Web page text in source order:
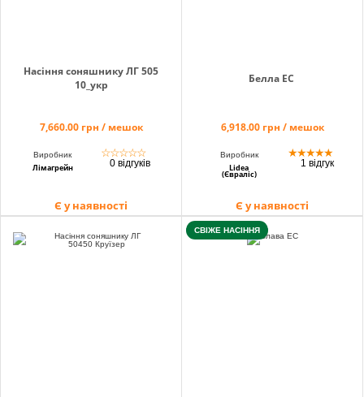
Насіння соняшнику ЛГ 505
10_укр
7,660.00 грн / мешок
Виробник
Лімагрейн
☆☆☆☆☆
0 відгуків
Є у наявності
Белла ЕС
6,918.00 грн / мешок
Виробник
Lidea
(Євраліс)
★★★★★
1 відгук
Є у наявності
СВІЖЕ НАСІННЯ